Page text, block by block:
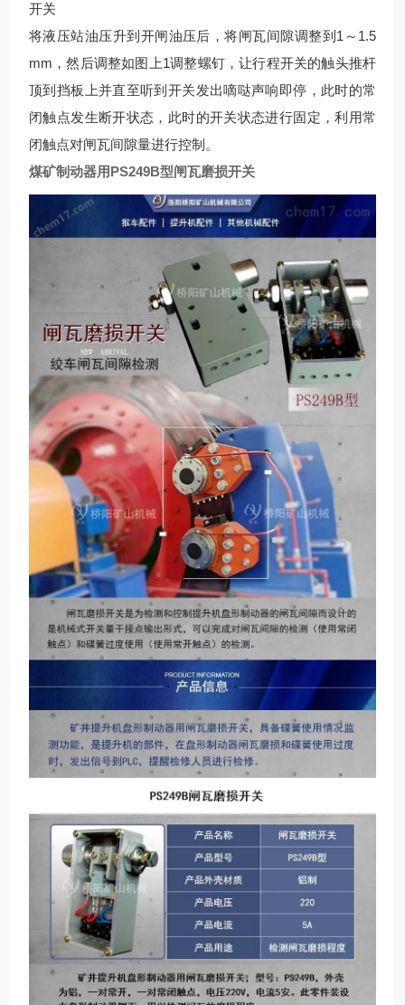
开关
将液压站油压升到开闸油压后，将闸瓦间隙调整到1～1.5
mm，然后调整如图上1调整螺钉，让行程开关的触头推杆
顶到挡板上并直至听到开关发出嘀哒声响即停，此时的常
闭触点发生断开状态，此时的开关状态进行固定，利用常
闭触点对闸瓦间隙量进行控制。
煤矿制动器用PS249B型闸瓦磨损开关